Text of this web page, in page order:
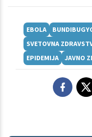
EBOLA
SVETOVNA
EPIDEMIJA
JAVNO